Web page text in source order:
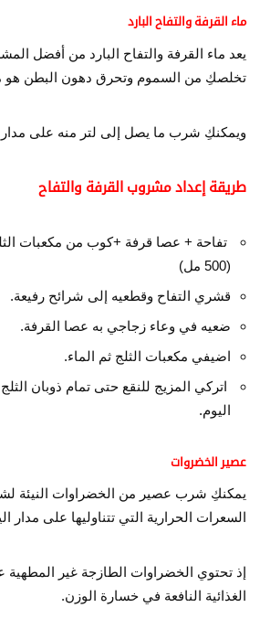
ماء القرفة والتفاح البارد
يعد ماء القرفة والتفاح البارد من أفضل
تخلصكِ من السموم وتحرق دهون البطن هو
ويمكنكِ شرب ما يصل إلى لتر منه على مدار
طريقة إعداد مشروب القرفة والتفاح
تفاحة + عصا قرفة +كوب من مكعبات
(500 مل)
قشري التفاح وقطعيه إلى شرائح رفيعة.
ضعيه في وعاء زجاجي به عصا القرفة.
اضيفي مكعبات الثلج ثم الماء.
اتركي المزيج للنقع حتى تمام ذوبان
اليوم.
عصير الخضروات
يمكنكِ شرب عصير من الخضراوات النيئة
السعرات الحرارية التي تتناوليها على مدار
إذ تحتوي الخضراوات الطازجة غير المطهية
الغذائية النافعة في خسارة الوزن.